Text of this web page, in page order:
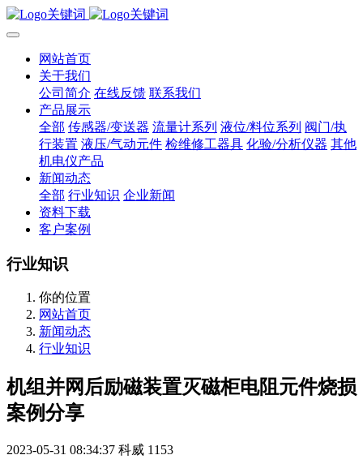
网站首页
关于我们
公司简介 在线反馈 联系我们
产品展示
全部 传感器/变送器 流量计系列 液位/料位系列 阀门/执
行装置 液压/气动元件 检维修工器具 化验/分析仪器 其他
机电仪产品
新闻动态
全部 行业知识 企业新闻
资料下载
客户案例
行业知识
你的位置
网站首页
新闻动态
行业知识
机组并网后励磁装置灭磁柜电阻元件烧损
案例分享
2023-05-31 08:34:37 科威 1153